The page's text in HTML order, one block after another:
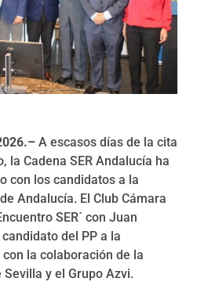
A escasos días de la cita
la Cadena SER Andalucía ha
con los candidatos a la
Andalucía. El Club Cámara
SER´ con Juan
del PP a la
la colaboración de la
y el Grupo Azvi.